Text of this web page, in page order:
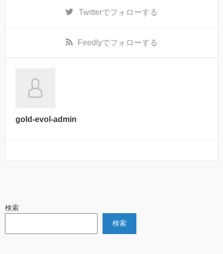
Twitterでフォローする
Feedlyでフォローする
gold-evol-admin
検索
検索